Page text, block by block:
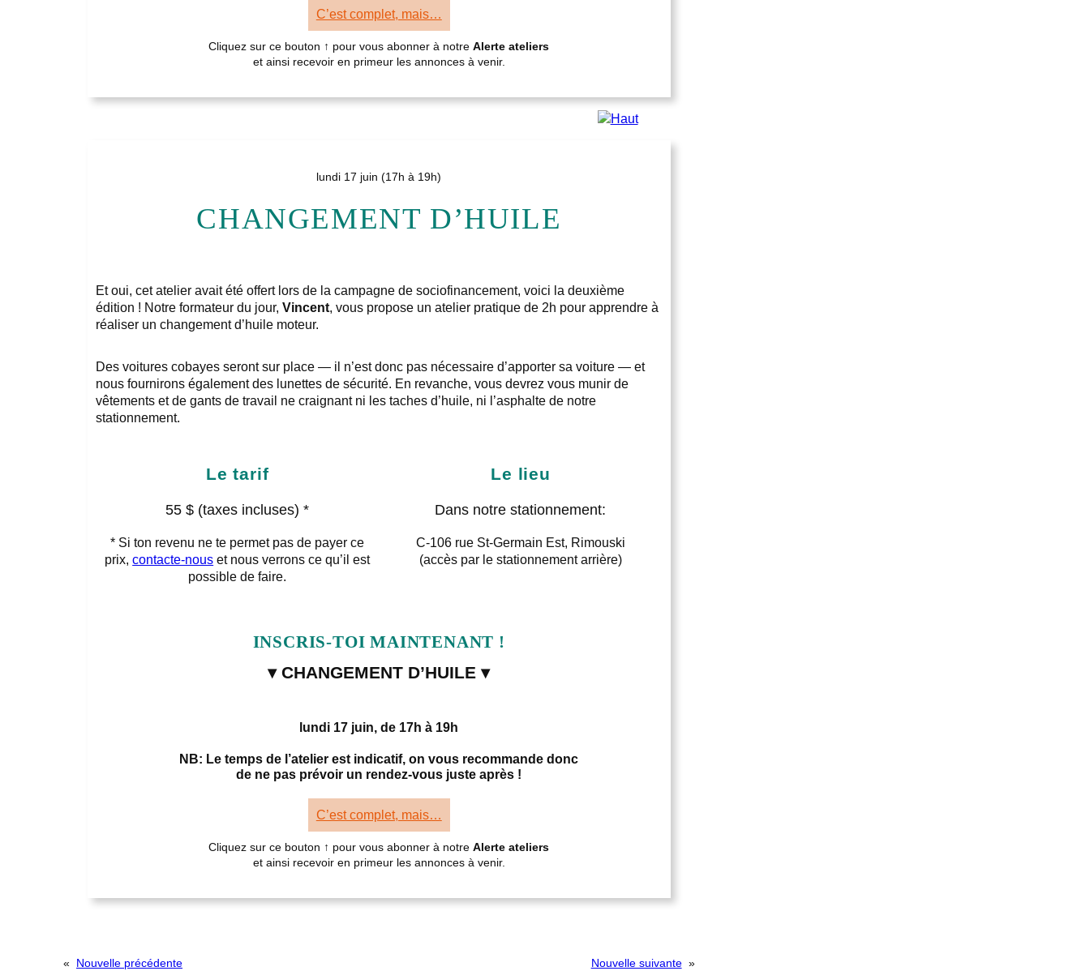
C’est complet, mais…
Cliquez sur ce bouton ↑ pour vous abonner à notreAlerte ateliers
et ainsi recevoir en primeur les annonces à venir.
lundi 17 juin (17h à 19h)
CHANGEMENT D’HUILE
Et oui, cet atelier avait été offert lors de la campagne de sociofinancement, voici la deuxième
édition ! Notre formateur du jour, Vincent, vous propose un atelier pratique de 2h pour apprendre à
réaliser un changement d’huile moteur.
Des voitures cobayes seront sur place — il n’est donc pas nécessaire d’apporter sa voiture — et
nous fournirons également des lunettes de sécurité. En revanche, vous devrez vous munir de
vêtements et de gants de travail ne craignant ni les taches d’huile, ni l’asphalte de notre
stationnement.
Le tarif
55 $ (taxes incluses) *
* Si ton revenu ne te permet pas de payer ce
prix,contacte-nous et nous verrons ce qu’il est
possible de faire.
Le lieu
Dans notre stationnement:
C-106 rue St-Germain Est, Rimouski
(accès par le stationnement arrière)
INSCRIS-TOI MAINTENANT !
▾ CHANGEMENT D’HUILE ▾
lundi 17 juin, de 17h à 19h
NB: Le temps de l’atelier est indicatif, on vous recommande donc
de ne pas prévoir un rendez-vous juste après !
C’est complet, mais…
Cliquez sur ce bouton ↑ pour vous abonner à notreAlerte ateliers
et ainsi recevoir en primeur les annonces à venir.
« Nouvelle précédente Nouvelle suivante »